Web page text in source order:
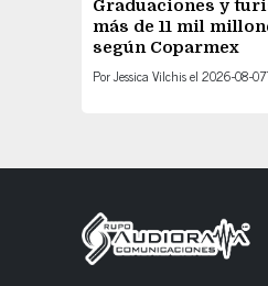
Graduaciones y
más de 11 mil
según Coparmex
PorJessica Vilchisel 2026-08-